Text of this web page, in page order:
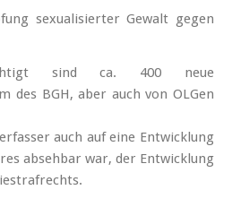
sexualisierter Gewalt gegen
sind ca. 400 neue
des BGH, aber auch von OLGen
auch auf eine Entwicklung
absehbar war, der Entwicklung